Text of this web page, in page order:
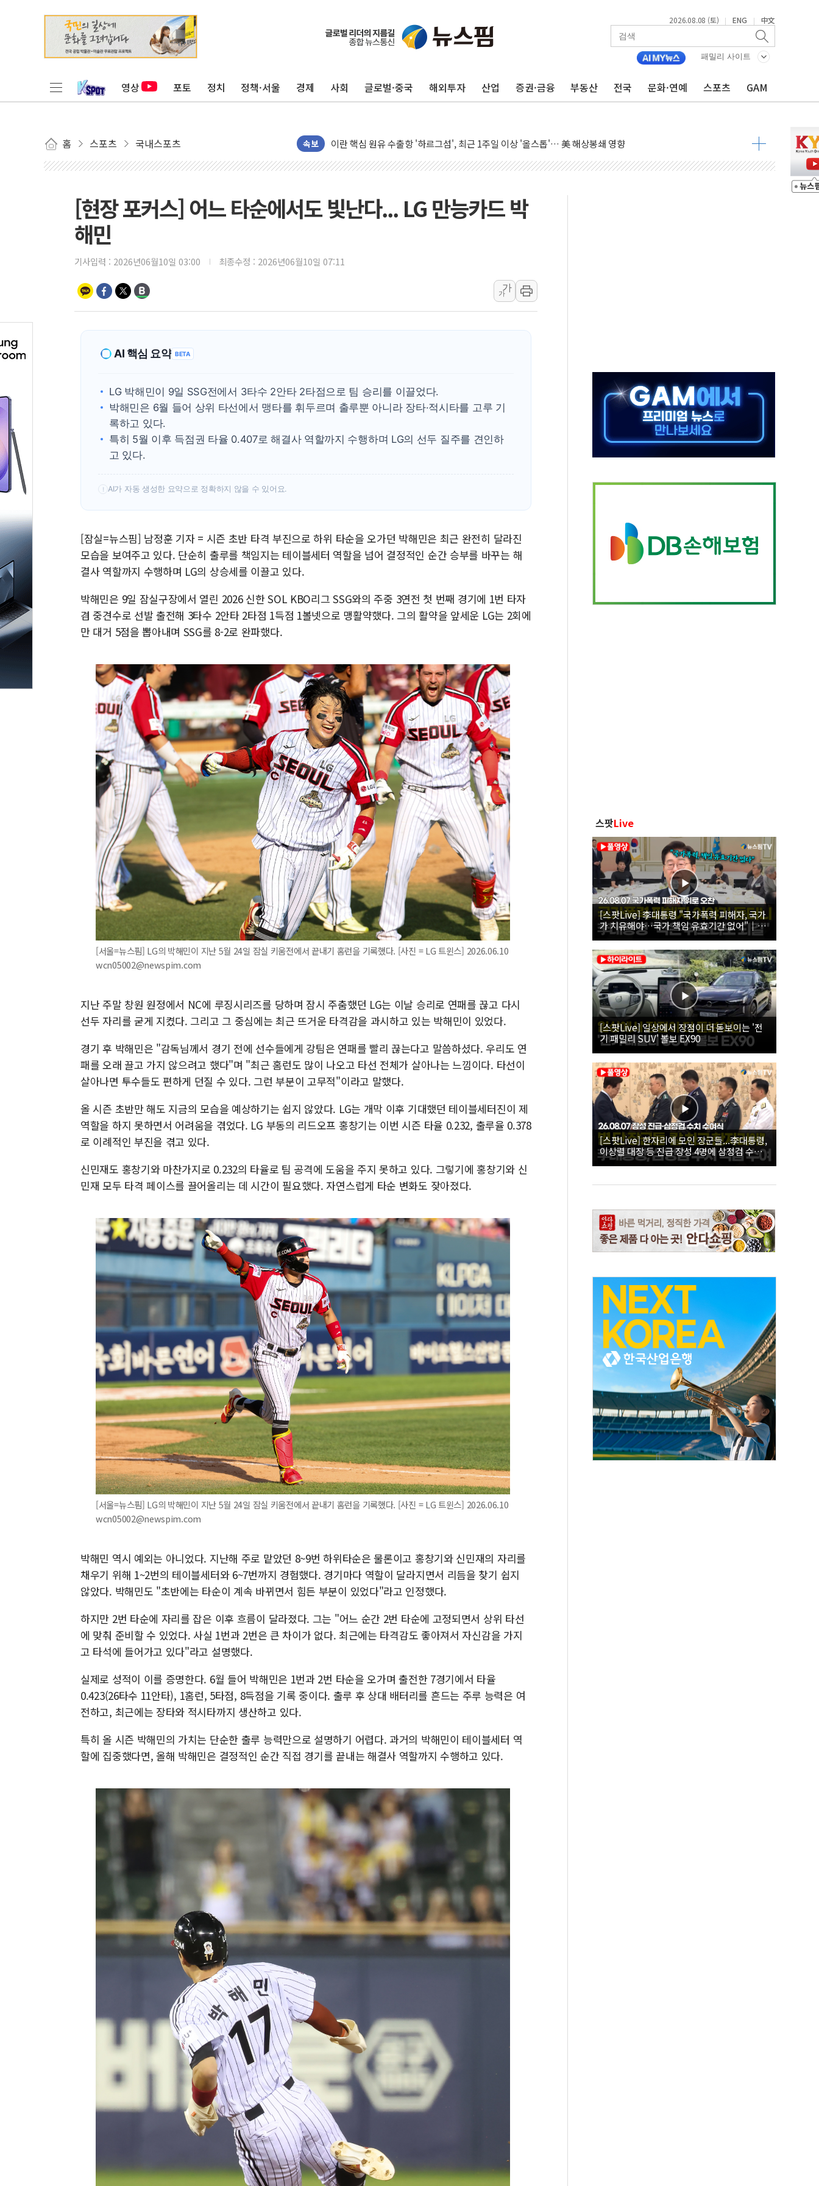
2026.08.08 (토) | ENG | 中文
패밀리 사이트
영상 포토 정치 정책·서울 경제 사회 글로벌·중국 해외투자 산업 증권·금융 부동산 전국 문화·연예 스포츠 GAM
홈 스포츠 국내스포츠 속보
유럽증시, 美 고용 예상 밖 부진에 연준 금리 인상 가능성 낮아지며 상승… STOXX 600 지수는 나흘 연속 최고치
미 연준 매파 기세 꺾이나…고용 감소에 9월 동결 전망 우세
트럼프, 백신·자폐증 행정명령 검토…"이르면 다음 주"
美 항소법원, 백악관 무도회장 공사 중단 명령…트럼프 제동
美 고용 쇼크에 엔화 장중 급등…시장은 "또 개입했나" 촉각
[AI MY 뉴스] 뉴욕 반도체주 프리뷰...美 고용 쇼크에 반도체주 '활짝'
[종합] 美 7월 고용 2만3000명 감소 '쇼크'…9월 금리 인상 기대 후퇴
[사진] 이슬람 수니파 3개국, 공동방위협정 체결
특정 정치인 측근 포항시 정책특보 내정설...포항시 '시끌'
李 "해남 태양광, 대한민국 다음 100년 밑거름…수도권 집중 완화 전환점"
[현장 포커스] 어느 타순에서도 빛난다... LG 만능카드 박
해민
기사입력 : 2026년06월10일 03:00 최종수정 : 2026년06월10일 07:11
가
가
AI 핵심 요약 BETA
LG 박해민이 9일 SSG전에서 3타수 2안타 2타점으로 팀 승리를 이끌었다.
박해민은 6월 들어 상위 타선에서 맹타를 휘두르며 출루뿐 아니라 장타·적시타를 고루 기
록하고 있다.
특히 5월 이후 득점권 타율 0.407로 해결사 역할까지 수행하며 LG의 선두 질주를 견인하
고 있다.
! AI가 자동 생성한 요약으로 정확하지 않을 수 있어요.
[잠실=뉴스핌] 남정훈 기자 = 시즌 초반 타격 부진으로 하위 타순을 오가던 박해민은 최근 완전히 달라진
모습을 보여주고 있다. 단순히 출루를 책임지는 테이블세터 역할을 넘어 결정적인 순간 승부를 바꾸는 해
결사 역할까지 수행하며 LG의 상승세를 이끌고 있다.
박해민은 9일 잠실구장에서 열린 2026 신한 SOL KBO리그 SSG와의 주중 3연전 첫 번째 경기에 1번 타자
겸 중견수로 선발 출전해 3타수 2안타 2타점 1득점 1볼넷으로 맹활약했다. 그의 활약을 앞세운 LG는 2회에
만 대거 5점을 뽑아내며 SSG를 8-2로 완파했다.
[서울=뉴스핌] LG의 박해민이 지난 5월 24일 잠실 키움전에서 끝내기 홈런을 기록했다. [사진 = LG 트윈스] 2026.06.10
wcn05002@newspim.com
지난 주말 창원 원정에서 NC에 루징시리즈를 당하며 잠시 주춤했던 LG는 이날 승리로 연패를 끊고 다시
선두 자리를 굳게 지켰다. 그리고 그 중심에는 최근 뜨거운 타격감을 과시하고 있는 박해민이 있었다.
경기 후 박해민은 "감독님께서 경기 전에 선수들에게 강팀은 연패를 빨리 끊는다고 말씀하셨다. 우리도 연
패를 오래 끌고 가지 않으려고 했다"며 "최근 홈런도 많이 나오고 타선 전체가 살아나는 느낌이다. 타선이
살아나면 투수들도 편하게 던질 수 있다. 그런 부분이 고무적"이라고 말했다.
올 시즌 초반만 해도 지금의 모습을 예상하기는 쉽지 않았다. LG는 개막 이후 기대했던 테이블세터진이 제
역할을 하지 못하면서 어려움을 겪었다. LG 부동의 리드오프 홍창기는 이번 시즌 타율 0.232, 출루율 0.378
로 이례적인 부진을 겪고 있다.
신민재도 홍창기와 마찬가지로 0.232의 타율로 팀 공격에 도움을 주지 못하고 있다. 그렇기에 홍창기와 신
민재 모두 타격 페이스를 끌어올리는 데 시간이 필요했다. 자연스럽게 타순 변화도 잦아졌다.
[서울=뉴스핌] LG의 박해민이 지난 5월 24일 잠실 키움전에서 끝내기 홈런을 기록했다. [사진 = LG 트윈스] 2026.06.10
wcn05002@newspim.com
박해민 역시 예외는 아니었다. 지난해 주로 맡았던 8~9번 하위타순은 물론이고 홍창기와 신민재의 자리를
채우기 위해 1~2번의 테이블세터와 6~7번까지 경험했다. 경기마다 역할이 달라지면서 리듬을 찾기 쉽지
않았다. 박해민도 "초반에는 타순이 계속 바뀌면서 힘든 부분이 있었다"라고 인정했다.
하지만 2번 타순에 자리를 잡은 이후 흐름이 달라졌다. 그는 "어느 순간 2번 타순에 고정되면서 상위 타선
에 맞춰 준비할 수 있었다. 사실 1번과 2번은 큰 차이가 없다. 최근에는 타격감도 좋아져서 자신감을 가지
고 타석에 들어가고 있다"라고 설명했다.
실제로 성적이 이를 증명한다. 6월 들어 박해민은 1번과 2번 타순을 오가며 출전한 7경기에서 타율
0.423(26타수 11안타), 1홈런, 5타점, 8득점을 기록 중이다. 출루 후 상대 배터리를 흔드는 주루 능력은 여
전하고, 최근에는 장타와 적시타까지 생산하고 있다.
특히 올 시즌 박해민의 가치는 단순한 출루 능력만으로 설명하기 어렵다. 과거의 박해민이 테이블세터 역
할에 집중했다면, 올해 박해민은 결정적인 순간 직접 경기를 끝내는 해결사 역할까지 수행하고 있다.
스팟Live
[스팟Live] 李대통령 "국가폭력 피해자, 국가
가 치유해야…국가 책임 유효기간 없어"｜
26.08.07 국가폭력 피해자 위로 오찬
[스팟Live] 일상에서 장점이 더 돋보이는 '전
기 패밀리 SUV' 볼보 EX90
[스팟Live] 한자리에 모인 장군들...李대통령,
이상렬 대장 등 진급 장성 4명에 삼정검 수치
직접 수여｜26.08.07 장성 진급·삼정검 수치